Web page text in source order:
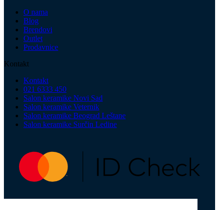
O nama
Blog
Brendovi
Outlet
Prodavnice
Kontakt
Kontakt
021 6333 450
Salon keramike Novi Sad
Salon keramike Veternik
Salon keramike Beograd Leštane
Salon keramike Surčin Ledine